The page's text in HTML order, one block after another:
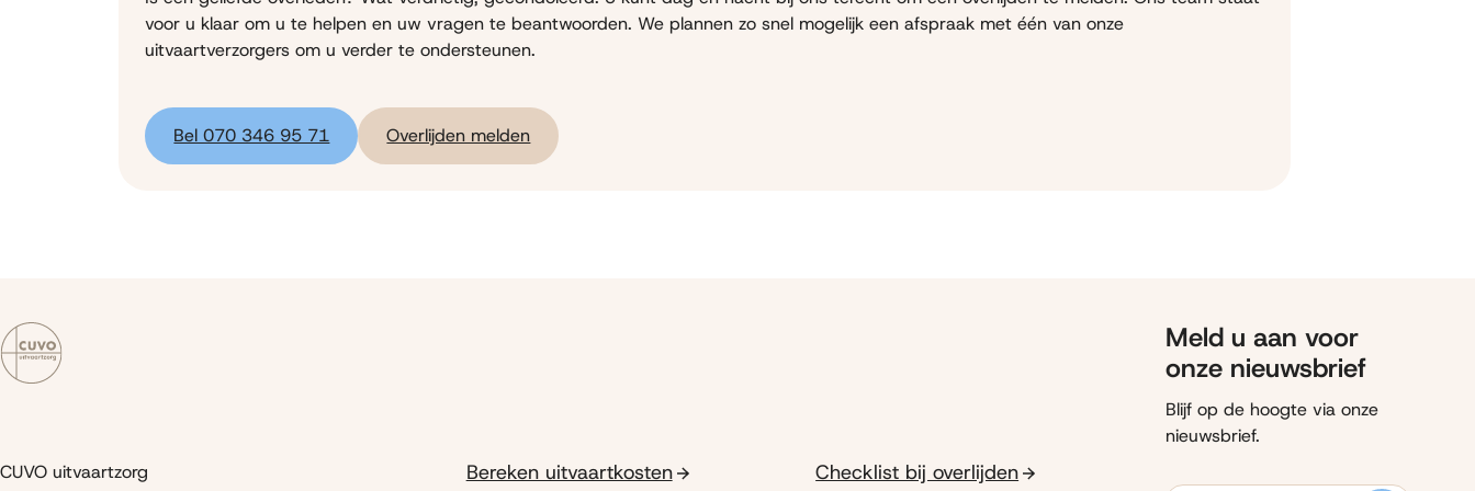
voor u klaar om u te helpen en uw vragen te beantwoorden. We plannen zo snel mogelijk een afspraak met één van onze
uitvaartverzorgers om u verder te ondersteunen.
Bel 070 346 95 71 Overlijden melden
CUVO uitvaartzorg
Bereken uitvaartkosten Checklist bij overlijden
Meld u aan voor
onze nieuwsbrief
Blijf op de hoogte via onze
nieuwsbrief.